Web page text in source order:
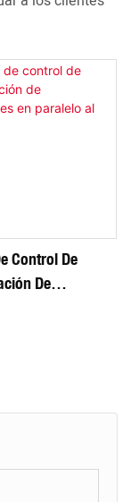
Control De
De